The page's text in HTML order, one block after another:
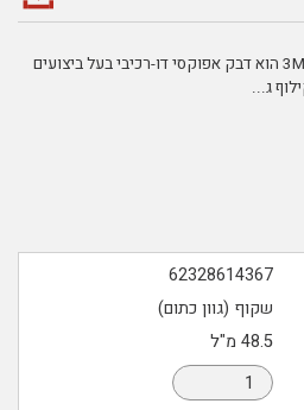
דבק 3M™ Scotch-Weld™ DP190 הוא דבק אפוקסי דו-רכיבי בעל ביצועים
ג...
62328614367
שקוף (גוון כתום)
48.5 מ"ל